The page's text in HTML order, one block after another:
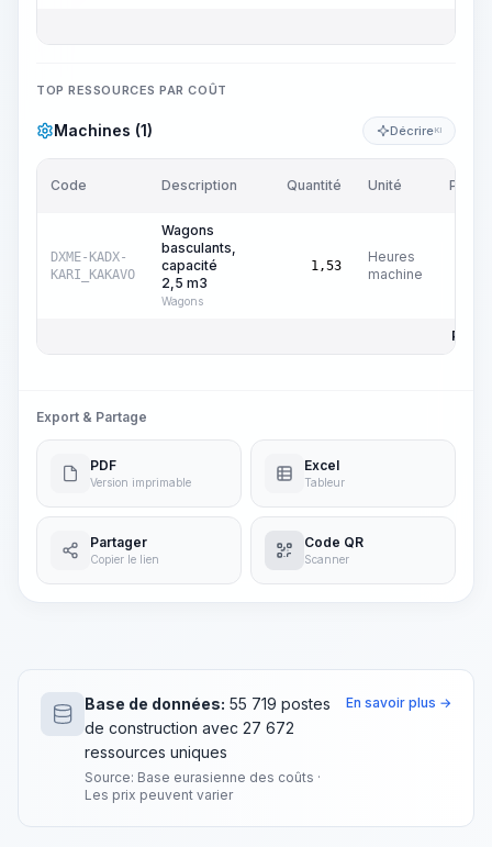
TOP RESSOURCES PAR COÛT
Machines (1) DécrireKI
Code Description Quantité Unité Prix/
DXME-KADX-
KARI_KAKAVO
Wagons
basculants,
capacité
2,5 m3
Wagons
1,53
Heures
machine
Prix
Export & Partage
PDF
Version imprimable
Excel
Tableur
Partager
Copier le lien
Code QR
Scanner
Base de données: 55 719 postes
de construction avec 27 672
ressources uniques
Source: Base eurasienne des coûts ·
Les prix peuvent varier
En savoir plus →